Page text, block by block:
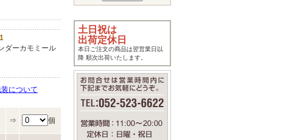
ダーカモミール
について
⇒ 個
土日祝は
出荷定休日
本日ご注文の商品は翌営業日以
降 順次出荷いたします。